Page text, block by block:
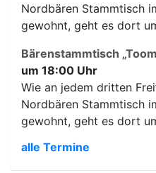
Nordbären Stammtisch
gewohnt, geht es dort
Bärenstammtisch
um 18:00 Uhr
Wie an jedem dritten
Nordbären Stammtisch
gewohnt, geht es dort
alle Termine